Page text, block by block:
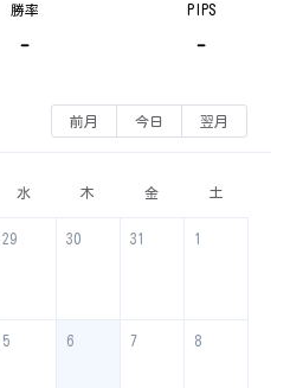
勝率
-
PIPS
-
前月 今日 翌月
水 木 金 土
29 30 31 1
5 6 7 8